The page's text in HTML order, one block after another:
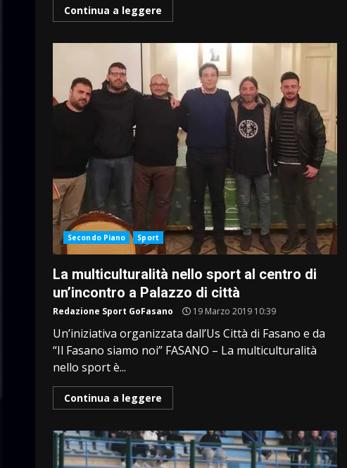
Continua a leggere
Secondo Piano Sport
La multiculturalità nello sport al centro di
un’incontro a Palazzo di città
Redazione Sport GoFasano 19 Marzo 2019 10:39
Un’iniziativa organizzata dall’Us Città di Fasano e da
“Il Fasano siamo noi” FASANO – La multiculturalità
nello sport è...
Continua a leggere